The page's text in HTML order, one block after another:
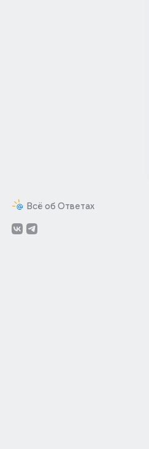
Всё об Ответах